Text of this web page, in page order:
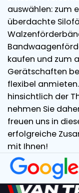
auswählen: zum
überdachte
kaufen und zum
Gerätschaften
flexibel
hinsichtlich der
nehmen Sie
freuen uns in
erfolgreiche
mit Ihnen!